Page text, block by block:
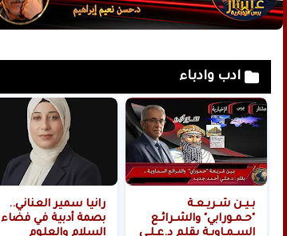
ادب وادباء
بـيـن شـريـعـة
"حـمـورابي" والشـرائـع
السـمـاويـة بقلم د.عـلـي
رانيا سمير العناني..
بصمة أدبية في فضاء
السلام والعلوم